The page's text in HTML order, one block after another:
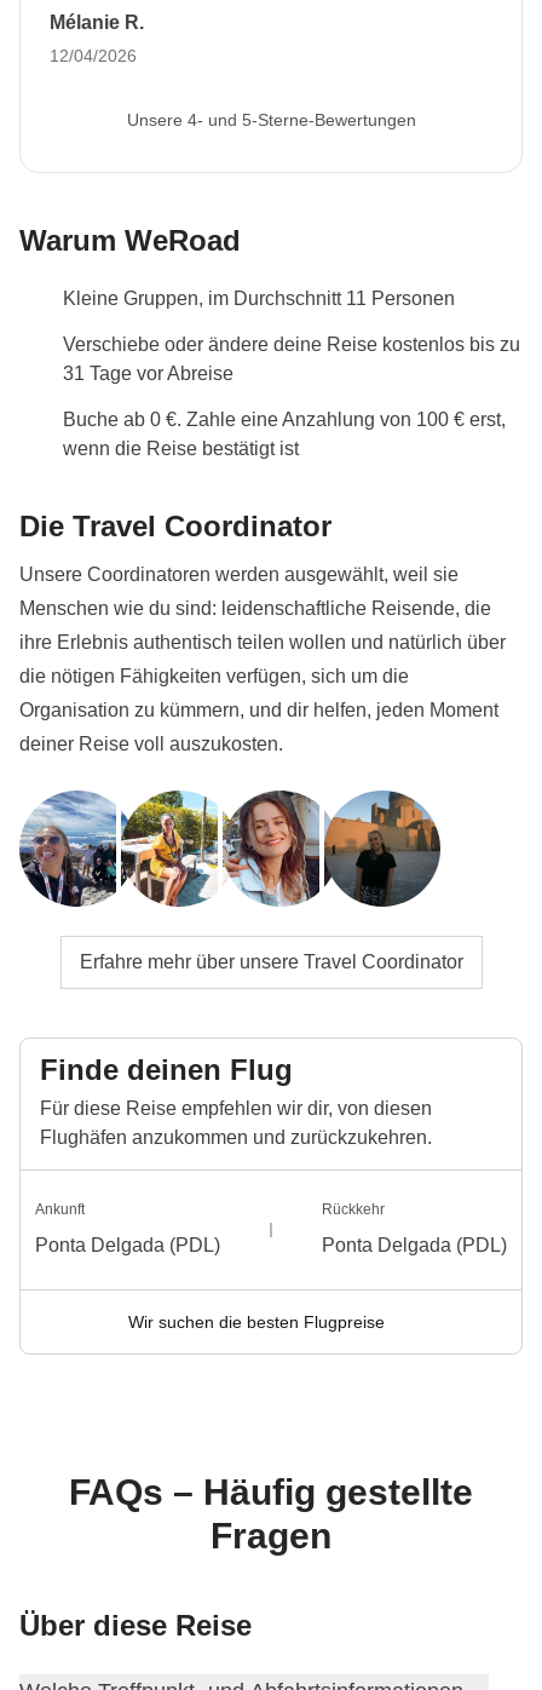
kaum erwarten, wieder eine zu machen!
Mélanie R.
12/04/2026
Unsere 4- und 5-Sterne-Bewertungen
Warum WeRoad
Kleine Gruppen, im Durchschnitt 11 Personen
Verschiebe oder ändere deine Reise kostenlos bis zu
31 Tage vor Abreise
Buche ab 0 €. Zahle eine Anzahlung von 100 € erst,
wenn die Reise bestätigt ist
Die Travel Coordinator
Unsere Coordinatoren werden ausgewählt, weil sie
Menschen wie du sind: leidenschaftliche Reisende, die
ihre Erlebnis authentisch teilen wollen und natürlich über
die nötigen Fähigkeiten verfügen, sich um die
Organisation zu kümmern, und dir helfen, jeden Moment
deiner Reise voll auszukosten.
Erfahre mehr über unsere Travel Coordinator
Finde deinen Flug
Für diese Reise empfehlen wir dir, von diesen
Flughäfen anzukommen und zurückzukehren.
Ankunft
Ponta Delgada (PDL)
Rückkehr
Ponta Delgada (PDL)
Wir suchen die besten Flugpreise
FAQs – Häufig gestellte
Fragen
Über diese Reise